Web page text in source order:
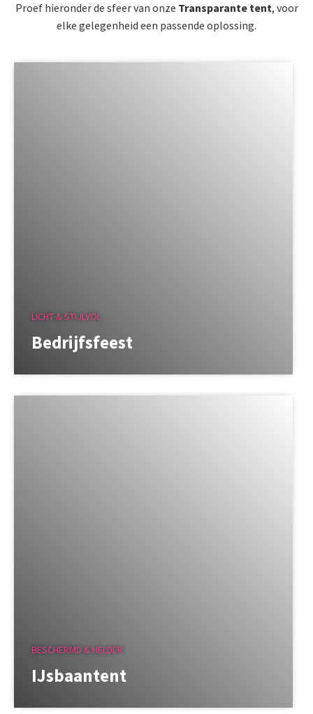
Proef hieronder de sfeer van onze Transparante tent, voor
elke gelegenheid een passende oplossing.
LICHT & STIJLVOL
Bedrijfsfeest
BESCHERMD & HELDER
IJsbaantent